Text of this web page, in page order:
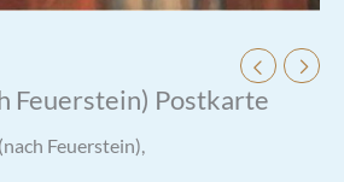
Feuerstein) Postkarte
Feuerstein),